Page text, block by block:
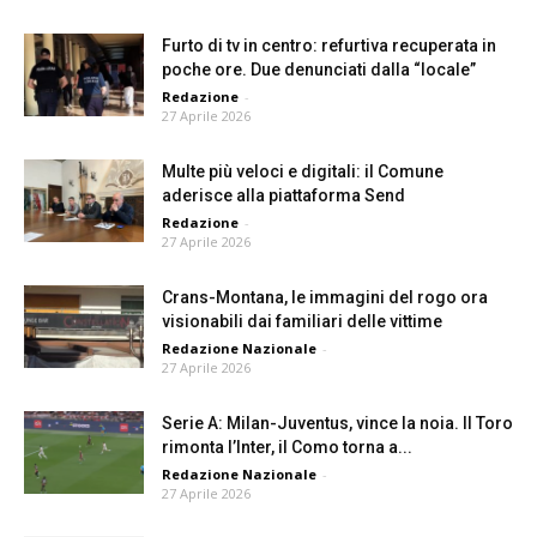
Furto di tv in centro: refurtiva recuperata in
poche ore. Due denunciati dalla “locale”
Redazione -
27 Aprile 2026
Multe più veloci e digitali: il Comune
aderisce alla piattaforma Send
Redazione -
27 Aprile 2026
Crans-Montana, le immagini del rogo ora
visionabili dai familiari delle vittime
Redazione Nazionale -
27 Aprile 2026
Serie A: Milan-Juventus, vince la noia. Il Toro
rimonta l’Inter, il Como torna a...
Redazione Nazionale -
27 Aprile 2026